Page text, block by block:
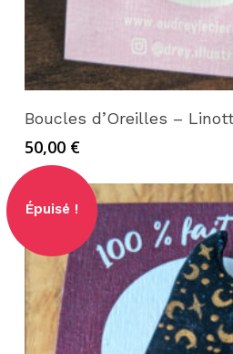
Lire la
Boucles d’Oreilles –
50,00 €